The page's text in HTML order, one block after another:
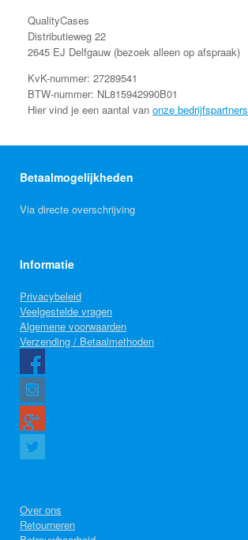
QualityCases
Distributieweg 22
2645 EJ Delfgauw (bezoek alleen op afspraak)
KvK-nummer: 27289541
BTW-nummer: NL815942990B01
Hier vind je een aantal van onze bedrijfspartners
Betaalmogelijkheden
Via directe overschrijving
Informatie
Privacybeleid
Veelgestelde vragen
Algemene voorwaarden
Verzending / Betaalmethoden
Over ons
Retourneren